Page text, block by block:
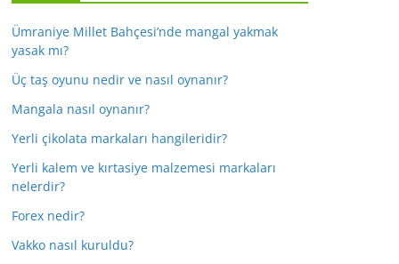
Ümraniye Millet Bahçesi’nde mangal yakmak
yasak mı?
Üç taş oyunu nedir ve nasıl oynanır?
Mangala nasıl oynanır?
Yerli çikolata markaları hangileridir?
Yerli kalem ve kırtasiye malzemesi markaları
nelerdir?
Forex nedir?
Vakko nasıl kuruldu?